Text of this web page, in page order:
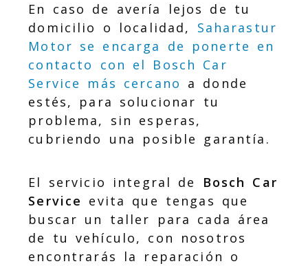
En caso de avería lejos de tu
domicilio o localidad, Saharastur
Motor se encarga de ponerte en
contacto con el Bosch Car
Service más cercano a donde
estés, para solucionar tu
problema, sin esperas,
cubriendo una posible garantía.
El servicio integral de
Bosch Car
Service evita que tengas que
buscar un taller para cada área
de tu vehículo, con nosotros
encontrarás la reparación o